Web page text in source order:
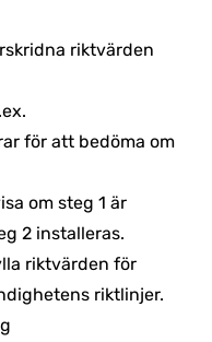
riktvärden
för att bedöma om
om steg 1 är
2 installeras.
riktvärden för
riktlinjer.